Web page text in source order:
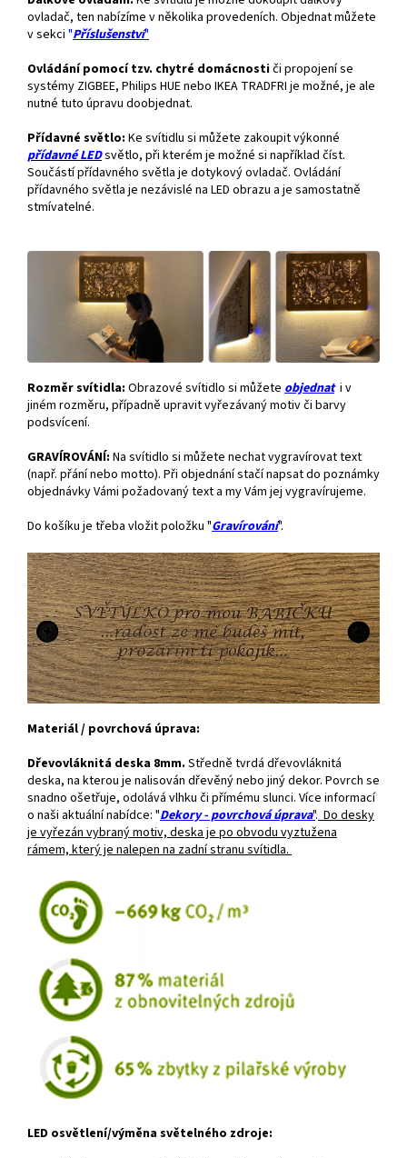
ovladač, ten nabízíme v několika provedeních. Objednat můžete
v sekci "Příslušenství"
Ovládání pomocí tzv. chytré domácnostiči propojení se
systémy ZIGBEE, Philips HUE nebo IKEA TRADFRI je možné, je ale
nutné tuto úpravu doobjednat.
Přídavné světlo: Ke svítidlu si můžete zakoupit výkonné
přídavnéLEDsvětlo, při kterém je možné si například číst.
Součástí přídavného světla je dotykový ovladač. Ovládání
přídavného světla je nezávislé na LED obrazu a je samostatně
stmívatelné.
Rozměr svítidla: Obrazové svítidlo si můžete objednat i v
jiném rozměru, případně upravit vyřezávaný motiv či barvy
podsvícení.
GRAVÍROVÁNÍ: Na svítidlo si můžete nechat vygravírovat text
(např. přání nebo motto). Při objednání stačí napsat do poznámky
objednávky Vámi požadovaný text a my Vám jej vygravírujeme.
Do košíku je třeba vložit položku "Gravírování".
Materiál / povrchová úprava:
Dřevovláknitá deska 8mm. Středně tvrdá dřevovláknitá
deska, na kterou je nalisován dřevěný nebo jiný dekor. Povrch se
snadno ošetřuje, odolává vlhku či přímému slunci. Více informací
o naši aktuální nabídce: "Dekory - povrchová úprava". Do desky
je vyřezán vybraný motiv, deska je po obvodu vyztužena
rámem, který je nalepen na zadní stranu svítidla.
LED osvětlení/výměna světelného zdroje: